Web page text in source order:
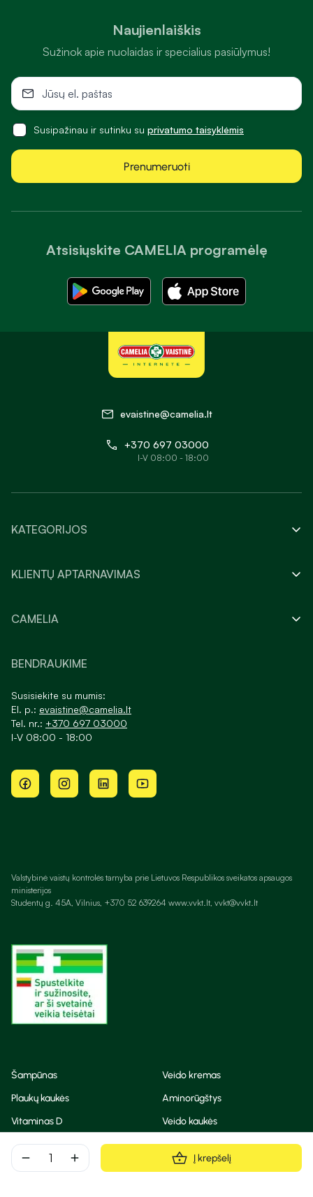
remove add Į krepšelį
Atsisiųskite CAMELIA programėlę
Naujienlaiškis
Sužinok apie nuolaidas ir specialius pasiūlymus!
Susipažinau ir sutinku su privatumo taisyklėmis
Prenumeruoti
evaistine@camelia.lt
+370 697 03000
I-V 08:00 - 18:00
KATEGORIJOS
KLIENTŲ APTARNAVIMAS
CAMELIA
BENDRAUKIME
Susisiekite su mumis:
El. p.: evaistine@camelia.lt
Tel. nr.: +370 697 03000
I-V 08:00 - 18:00
Valstybinė vaistų kontrolės tarnyba prie Lietuvos Respublikos sveikatos apsaugos
ministerijos
Studentų g. 45A, Vilnius, +370 52 639264 www.vvkt.lt, vvkt@vvkt.lt
Šampūnas
Veido kremas
Plaukų kaukės
Aminorūgštys
Vitaminas D
Veido kaukės
Korėjietiška kosmetika
Eteriniai aliejai
Dezodorantas
BB ir CC kremas